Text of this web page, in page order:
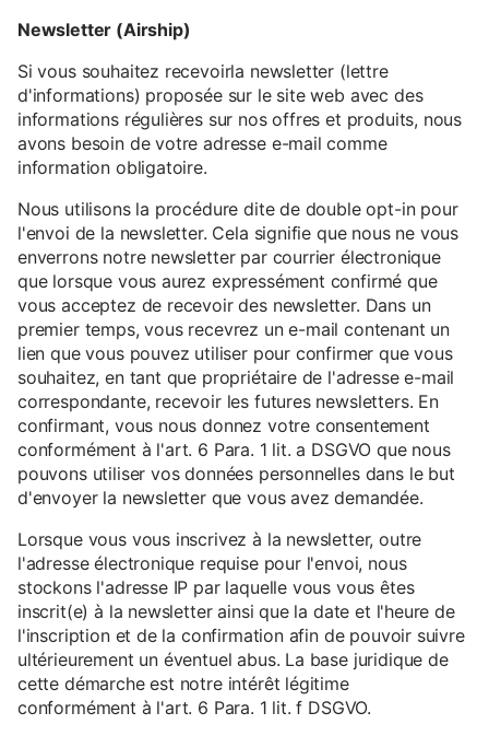
Newsletter (Airship)
Si vous souhaitez recevoirla newsletter (lettre
d'informations) proposée sur le site web avec des
informations régulières sur nos offres et produits, nous
avons besoin de votre adresse e-mail comme
information obligatoire.
Nous utilisons la procédure dite de double opt-in pour
l'envoi de la newsletter. Cela signifie que nous ne vous
enverrons notre newsletter par courrier électronique
que lorsque vous aurez expressément confirmé que
vous acceptez de recevoir des newsletter. Dans un
premier temps, vous recevrez un e-mail contenant un
lien que vous pouvez utiliser pour confirmer que vous
souhaitez, en tant que propriétaire de l'adresse e-mail
correspondante, recevoir les futures newsletters. En
confirmant, vous nous donnez votre consentement
conformément à l'art. 6 Para. 1 lit. a DSGVO que nous
pouvons utiliser vos données personnelles dans le but
d'envoyer la newsletter que vous avez demandée.
Lorsque vous vous inscrivez à la newsletter, outre
l'adresse électronique requise pour l'envoi, nous
stockons l'adresse IP par laquelle vous vous êtes
inscrit(e) à la newsletter ainsi que la date et l'heure de
l'inscription et de la confirmation afin de pouvoir suivre
ultérieurement un éventuel abus. La base juridique de
cette démarche est notre intérêt légitime
conformément à l'art. 6 Para. 1 lit. f DSGVO.